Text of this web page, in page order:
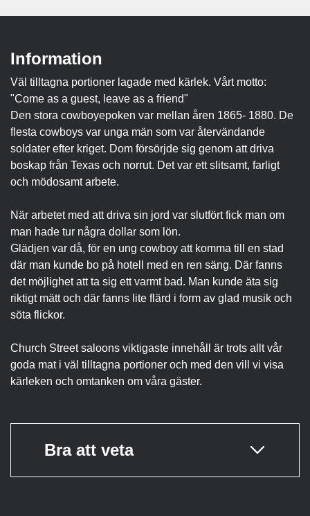
Information
Väl tilltagna portioner lagade med kärlek. Vårt motto:
"Come as a guest, leave as a friend"
Den stora cowboyepoken var mellan åren 1865- 1880. De
flesta cowboys var unga män som var återvändande
soldater efter kriget. Dom försörjde sig genom att driva
boskap från Texas och norrut. Det var ett slitsamt, farligt
och mödosamt arbete.
När arbetet med att driva sin jord var slutfört fick man om
man hade tur några dollar som lön.
Glädjen var då, för en ung cowboy att komma till en stad
där man kunde bo på hotell med en ren säng. Där fanns
det möjlighet att ta sig ett varmt bad. Man kunde äta sig
riktigt mätt och där fanns lite flärd i form av glad musik och
söta flickor.
Church Street saloons viktigaste innehåll är trots allt vår
goda mat i väl tilltagna portioner och med den vill vi visa
kärleken och omtanken om våra gäster.
Bra att veta